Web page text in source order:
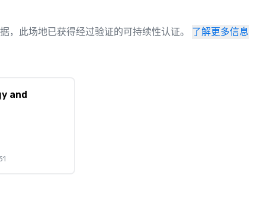
此场地已获得经过验证的可持续性认证。 了解更多信息
and